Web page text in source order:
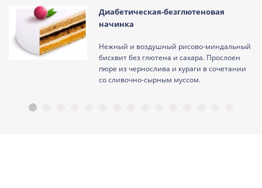
Диабетическая-безглютеновая
начинка
Нежный и воздушный рисово-миндальный
бисквит без глютена и сахара. Прослоен
пюре из чернослива и кураги в сочетании
со сливочно-сырным муссом.